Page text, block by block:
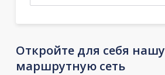
Откройте для себя нашу
маршрутную сеть